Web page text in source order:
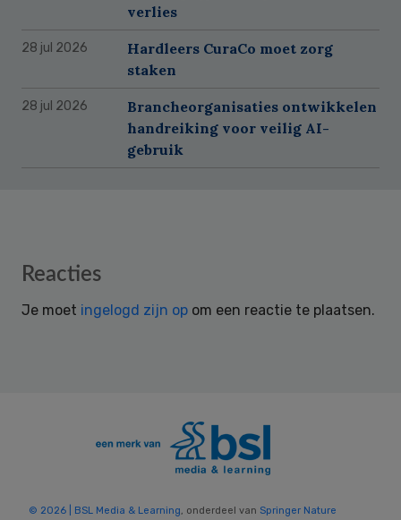
verlies
28 jul 2026
Hardleers CuraCo moet zorg
staken
28 jul 2026
Brancheorganisaties ontwikkelen
handreiking voor veilig AI-
gebruik
Reader
Reacties
Je moet ingelogd zijn op om een reactie te plaatsen.
© 2026 | BSL Media & Learning , onderdeel van Springer Nature